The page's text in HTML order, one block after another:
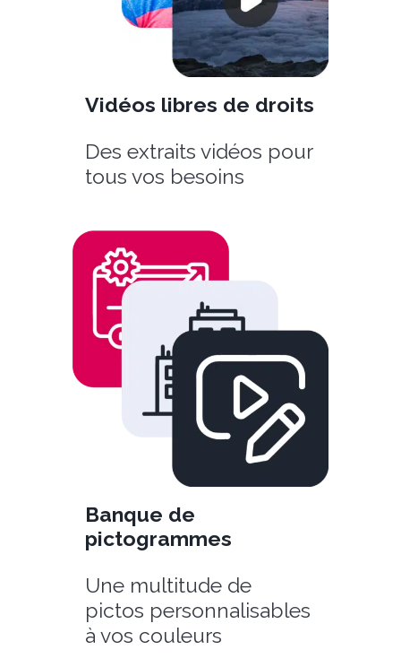
Vidéos libres de droits
Des extraits vidéos pour
tous vos besoins
Banque de
pictogrammes
Une multitude de
pictos personnalisables
à vos couleurs